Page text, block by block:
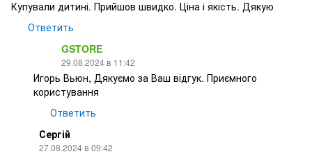
Купували дитині. Прийшов швидко. Ціна і якість. Дякую
Ответить
GSTORE
29.08.2024 в 11:42
Игорь Вьюн, Дякуємо за Ваш відгук. Приємного
користування
Ответить
Сергій
27.08.2024 в 09:42